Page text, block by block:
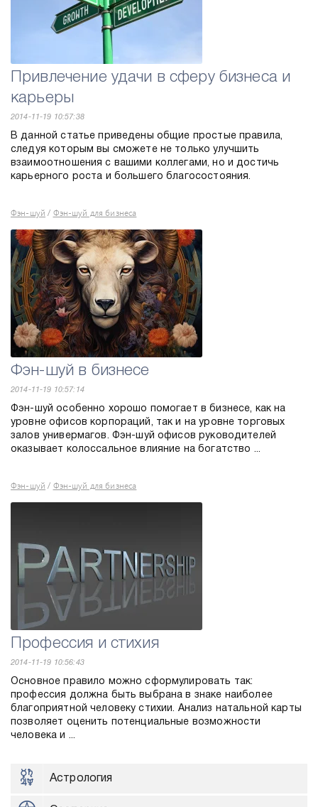
Привлечение удачи в сферу бизнеса и
карьеры
2014-11-19 10:57:38
В данной статье приведены общие простые правила,
следуя которым вы сможете не только улучшить
взаимоотношения с вашими коллегами, но и достичь
карьерного роста и большего благосостояния.
Фэн-шуй / Фэн-шуй для бизнеса
Фэн-шуй в бизнесе
2014-11-19 10:57:14
Фэн-шуй особенно хорошо помогает в бизнесе, как на
уровне офисов корпораций, так и на уровне торговых
залов универмагов. Фэн-шуй офисов руководителей
оказывает колоссальное влияние на богатство ...
Фэн-шуй / Фэн-шуй для бизнеса
Профессия и стихия
2014-11-19 10:56:43
Основное правило можно сформулировать так:
профессия должна быть выбрана в знаке наиболее
благоприятной человеку стихии. Анализ натальной карты
позволяет оценить потенциальные возможности
человека и ...
Астрология